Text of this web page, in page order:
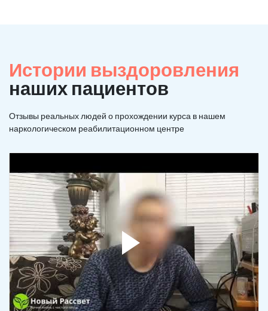
Истории выздоровления
наших пациентов
Отзывы реальных людей о прохождении курса в нашем
наркологическом реабилитационном центре